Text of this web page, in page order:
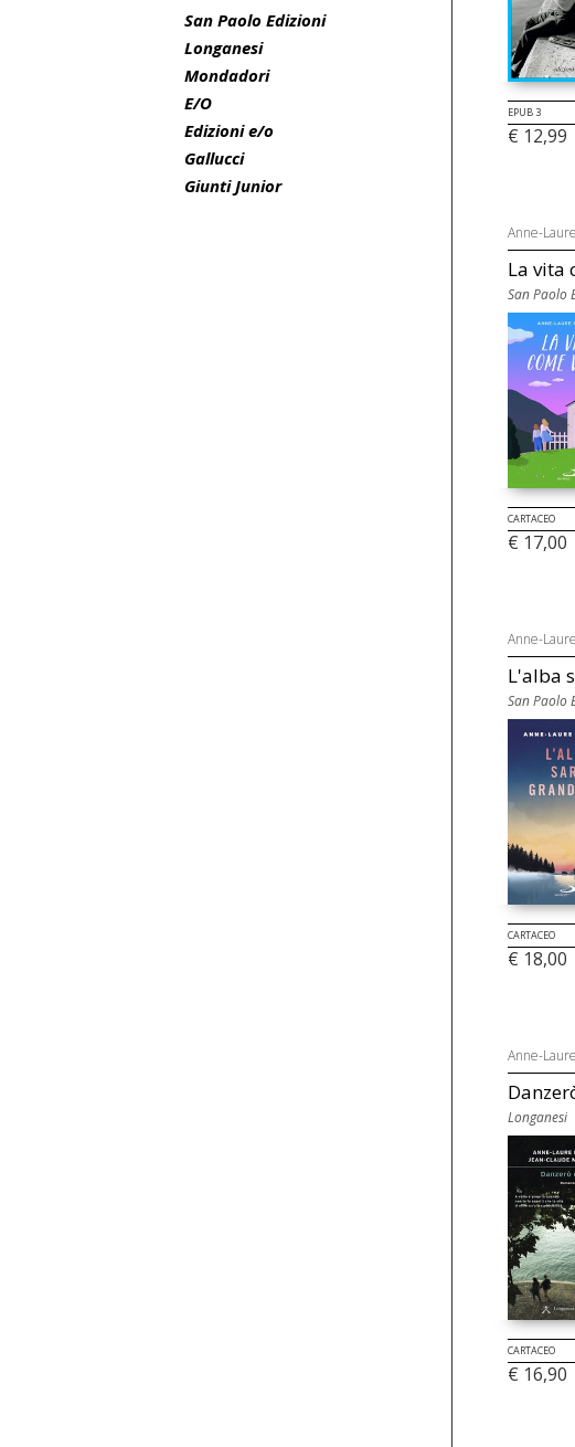
San Paolo Edizioni
Longanesi
Mondadori
E/O
Edizioni e/o
Gallucci
Giunti Junior
EPUB 3
€ 12,99
Anne-
La vita
San Paolo
CARTACEO
€ 17,00
Anne-
L'alba
San Paolo
CARTACEO
€ 18,00
Anne-
Longanesi
CARTACEO
€ 16,90